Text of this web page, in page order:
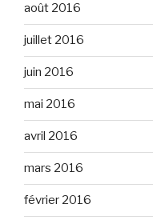
août 2016
juillet 2016
juin 2016
mai 2016
avril 2016
mars 2016
février 2016